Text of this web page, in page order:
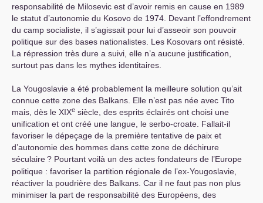
responsabilité de Milosevic est d’avoir remis en cause en 1989
le statut d’autonomie du Kosovo de 1974. Devant l’effondrement
du camp socialiste, il s’agissait pour lui d’asseoir son pouvoir
politique sur des bases nationalistes. Les Kosovars ont résisté.
La répression très dure a suivi, elle n’a aucune justification,
surtout pas dans les mythes identitaires.
La Yougoslavie a été probablement la meilleure solution qu’ait
connue cette zone des Balkans. Elle n’est pas née avec Tito
mais, dès le XIXe siècle, des esprits éclairés ont choisi une
unification et ont créé une langue, le serbo-croate. Fallait-il
favoriser le dépeçage de la première tentative de paix et
d’autonomie des hommes dans cette zone de déchirure
séculaire? Pourtant voilà un des actes fondateurs de l’Europe
politique : favoriser la partition régionale de l’ex-Yougoslavie,
réactiver la poudrière des Balkans. Car il ne faut pas non plus
minimiser la part de responsabilité des Européens, des